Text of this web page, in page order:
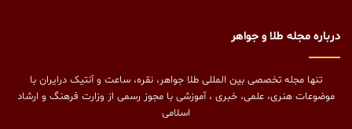
درباره مجله طلا و جواهر
تنها مجله تخصصی بین المللی طلا جواهر، نقره، ساعت و آنتیک درایران با
موضوعات هنری، علمی، خبری ، آموزشی با مجوز رسمی از وزارت فرهنگ و ارشاد
اسلامی